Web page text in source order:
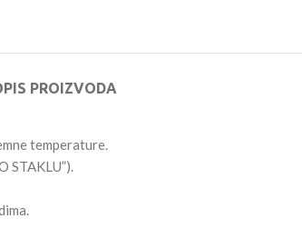
PROIZVODA
temperature.
STAKLU”).